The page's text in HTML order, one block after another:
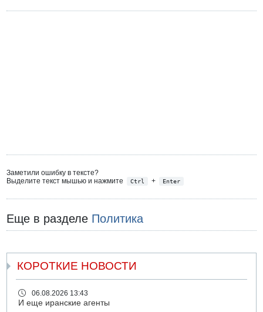
Заметили ошибку в тексте?
Выделите текст мышью и нажмите
Ctrl + Enter
Еще в разделе Политика
КОРОТКИЕ НОВОСТИ
06.08.2026 13:43
И еще иранские агенты